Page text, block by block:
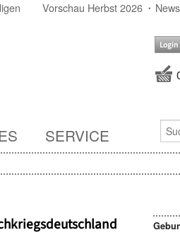
Vorschau Herbst 2026
Login
SERVICE